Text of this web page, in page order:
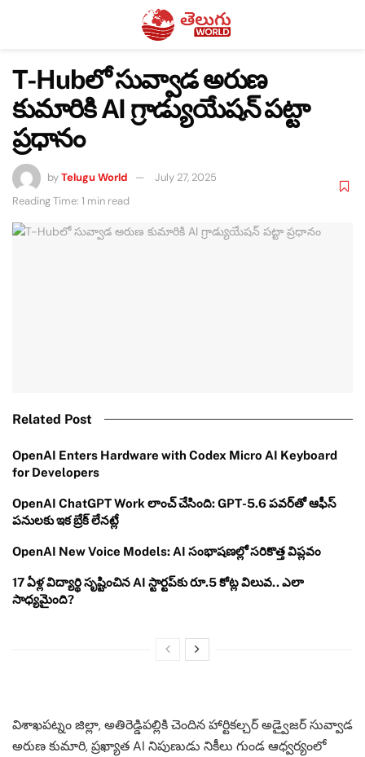
T-Hubలో సువ్వాడ అరుణ
కుమారికి AI గ్రాడ్యుయేషన్ పట్టా
ప్రధానం
byTelugu World
July 27, 2025
Reading Time: 1 min read
Related Post
OpenAI Enters Hardware with Codex Micro AI Keyboard
for Developers
OpenAI ChatGPT Work లాంచ్ చేసింది: GPT-5.6 పవర్‌తో ఆఫీస్
పనులకు ఇక బ్రేక్ లేనట్లే
OpenAI New Voice Models: AI సంభాషణల్లో సరికొత్త విప్లవం
17 ఏళ్ల విద్యార్థి సృష్టించిన AI స్టార్టప్‌కు రూ.5 కోట్ల విలువ.. ఎలా
సాధ్యమైంది?
విశాఖపట్నం జిల్లా, అతిరెడ్డిపల్లికి చెందిన హార్టికల్చర్ అడ్వైజర్ సువ్వాడ
అరుణ కుమారి, ప్రఖ్యాత AI నిపుణుడు నికీలు గుండ ఆధ్వర్యంలో